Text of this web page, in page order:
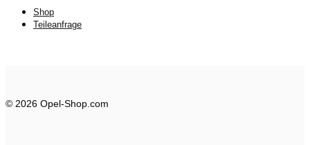
Shop
Teileanfrage
© 2026 Opel-Shop.com